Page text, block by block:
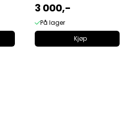
3 000,-
På lager
Kjøp